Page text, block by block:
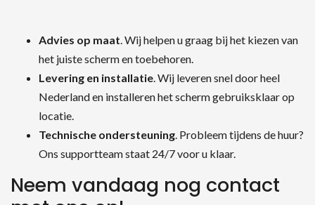
Advies op maat . Wij helpen u graag bij het kiezen van
het juiste scherm en toebehoren.
Levering en installatie . Wij leveren snel door heel
Nederland en installeren het scherm gebruiksklaar op
locatie.
Technische ondersteuning . Probleem tijdens de huur?
Ons supportteam staat 24/7 voor u klaar.
Neem vandaag nog contact